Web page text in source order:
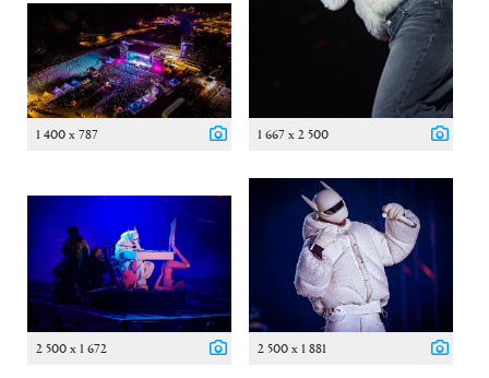
1 400 x 787 1 667 x 2 500
2 500 x 1 672 2 500 x 1 881